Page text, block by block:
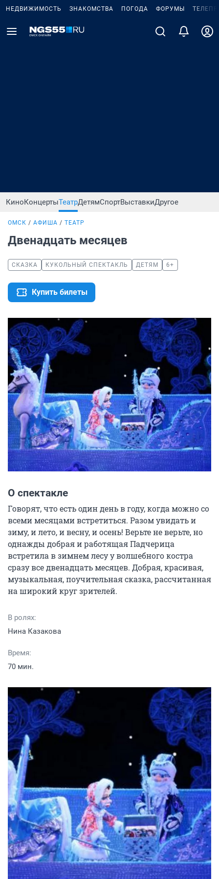
НЕДВИЖИМОСТЬ ЗНАКОМСТВА ПОГОДА ФОРУМЫ
КиноКонцертыТеатрДетямСпортВыставкиДругое
ОМСК АФИША ТЕАТР
Двенадцать месяцев
СКАЗКА КУКОЛЬНЫЙ СПЕКТАКЛЬ ДЕТЯМ 6+
Купить билеты
О спектакле
Говорят, что есть один день в году, когда можно со
всеми месяцами встретиться. Разом увидать и
зиму, и лето, и весну, и осень! Верьте не верьте, но
однажды добрая и работящая Падчерица
встретила в зимнем лесу у волшебного костра
сразу все двенадцать месяцев. Добрая, красивая,
музыкальная, поучительная сказка, рассчитанная
на широкий круг зрителей.
В ролях:
Нина Казакова
Время:
70 мин.